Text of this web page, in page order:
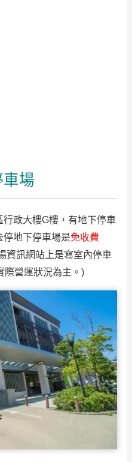
場
政大樓G樓，有地下停車
停地下停車場是免收費
資訊網站上是寫室內停車
際營運狀況為主。)